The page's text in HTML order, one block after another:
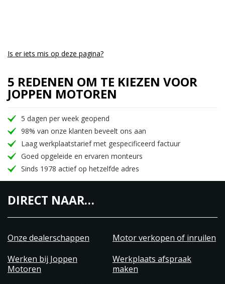
Is er iets mis op deze pagina?
5 REDENEN OM TE KIEZEN VOOR
JOPPEN MOTOREN
5 dagen per week geopend
98% van onze klanten beveelt ons aan
Laag werkplaatstarief met gespecificeerd factuur
Goed opgeleide en ervaren monteurs
Sinds 1978 actief op hetzelfde adres
DIRECT NAAR…
Onze dealerschappen
Motor verkopen of inruilen
Werken bij Joppen
Motoren
Werkplaats afspraak
maken